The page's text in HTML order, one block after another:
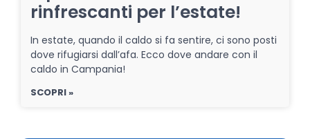
rinfrescanti per l’estate!
In estate, quando il caldo si fa sentire, ci sono posti
dove rifugiarsi dall’afa. Ecco dove andare con il
caldo in Campania!
SCOPRI »